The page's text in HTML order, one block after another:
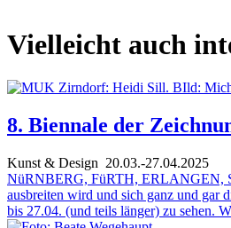
Vielleicht auch
8. Biennale der
Kunst & Design 20.03.-27.04.2025
NüRNBERG, FüRTH, ERLANGEN,
ausbreiten wird und sich ganz und gar
bis 27.04. (und teils länger) zu sehen.